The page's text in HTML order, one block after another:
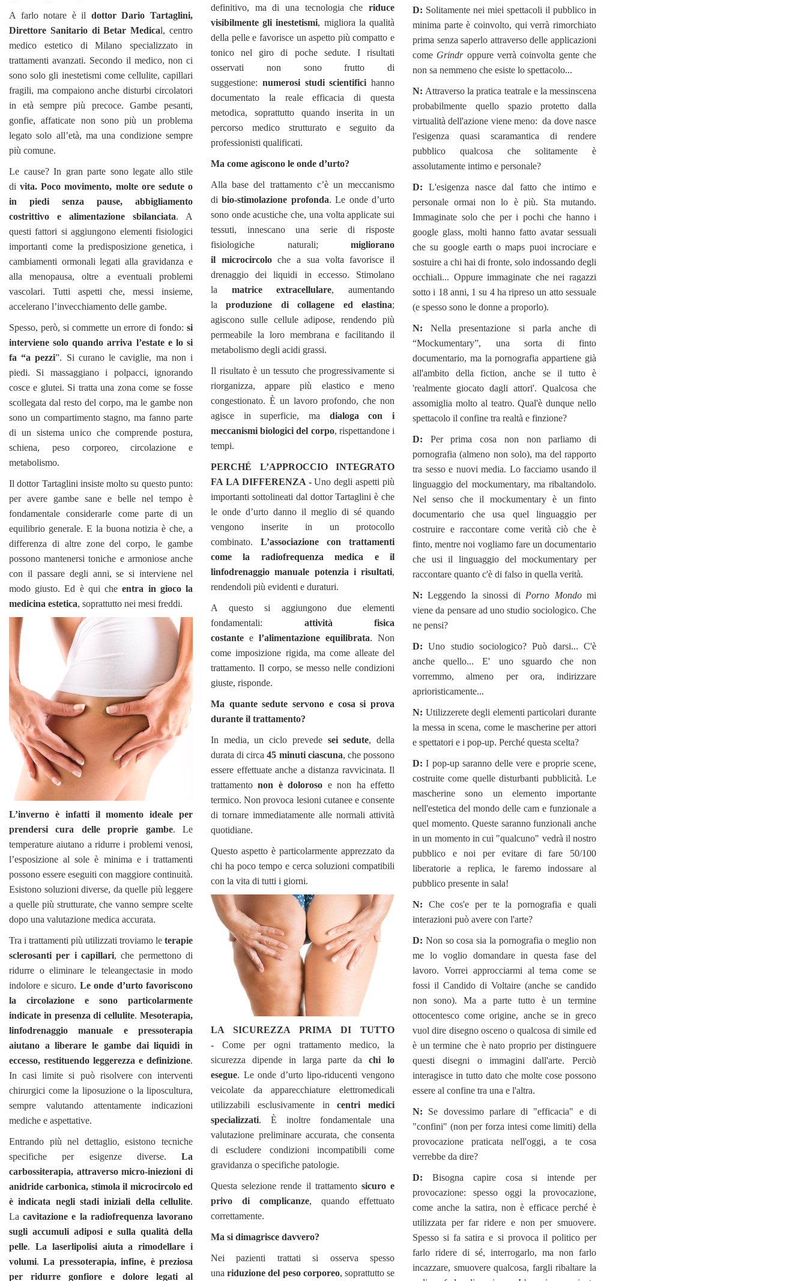
A farlo notare è il dottor Dario Tartaglini,
Direttore Sanitario di Betar Medical, centro
medico estetico di Milano specializzato in
trattamenti avanzati. Secondo il medico, non ci
sono solo gli inestetismi come cellulite, capillari
fragili, ma compaiono anche disturbi circolatori
in età sempre più precoce. Gambe pesanti,
gonfie, affaticate non sono più un problema
legato solo all’età, ma una condizione sempre
più comune.
Le cause? In gran parte sono legate allo stile
divita. Poco movimento, molte ore sedute o
in piedi senza pause, abbigliamento
costrittivo e alimentazione sbilanciata. A
questi fattori si aggiungono elementi fisiologici
importanti come la predisposizione genetica, i
cambiamenti ormonali legati alla gravidanza e
alla menopausa, oltre a eventuali problemi
vascolari. Tutti aspetti che, messi insieme,
accelerano l’invecchiamento delle gambe.
Spesso, però, si commette un errore di fondo: si
interviene solo quando arriva l’estate e lo si
fa “a pezzi”. Si curano le caviglie, ma non i
piedi. Si massaggiano i polpacci, ignorando
cosce e glutei. Si tratta una zona come se fosse
scollegata dal resto del corpo, ma le gambe non
sono un compartimento stagno, ma fanno parte
di un sistema unico che comprende postura,
schiena, peso corporeo, circolazione e
metabolismo.
Il dottor Tartaglini insiste molto su questo punto:
per avere gambe sane e belle nel tempo è
fondamentale considerarle come parte di un
equilibrio generale. E la buona notizia è che, a
differenza di altre zone del corpo, le gambe
possono mantenersi toniche e armoniose anche
con il passare degli anni, se si interviene nel
modo giusto. Ed è qui cheentra in gioco la
medicina estetica, soprattutto nei mesi freddi.
L’inverno è infatti il momento ideale per
prendersi cura delle proprie gambe. Le
temperature aiutano a ridurre i problemi venosi,
l’esposizione al sole è minima e i trattamenti
possono essere eseguiti con maggiore continuità.
Esistono soluzioni diverse, da quelle più leggere
a quelle più strutturate, che vanno sempre scelte
dopo una valutazione medica accurata.
Tra i trattamenti più utilizzati troviamo le terapie
sclerosanti per i capillari, che permettono di
ridurre o eliminare le teleangectasie in modo
indolore e sicuro. Le onde d’urto favoriscono
la circolazione e sono particolarmente
indicate in presenza di cellulite.Mesoterapia,
linfodrenaggio manuale e pressoterapia
aiutano a liberare le gambe dai liquidi in
eccesso, restituendo leggerezza e definizione.
In casi limite si può risolvere con interventi
chirurgici come la liposuzione o la liposcultura,
sempre valutando attentamente indicazioni
mediche e aspettative.
Entrando più nel dettaglio, esistono tecniche
specifiche per esigenze diverse. La
carbossiterapia, attraverso micro-iniezioni di
anidride carbonica, stimola il microcircolo ed
è indicata negli stadi iniziali della cellulite.
Lacavitazione e la radiofrequenza lavorano
sugli accumuli adiposi e sulla qualità della
pelle. La laserlipolisi aiuta a rimodellare i
volumi.La pressoterapia, infine, è preziosa
per ridurre gonfiore e dolore legati al
definitivo, ma di una tecnologia che riduce
visibilmente gli inestetismi, migliora la qualità
della pelle e favorisce un aspetto più compatto e
tonico nel giro di poche sedute. I risultati
osservati non sono frutto di
suggestione: numerosi studi scientifici hanno
documentato la reale efficacia di questa
metodica, soprattutto quando inserita in un
percorso medico strutturato e seguito da
professionisti qualificati.
Ma come agiscono le onde d’urto?
Alla base del trattamento c’è un meccanismo
dibio-stimolazione profonda. Le onde d’urto
sono onde acustiche che, una volta applicate sui
tessuti, innescano una serie di risposte
fisiologiche naturali; migliorano
il microcircoloche a sua volta favorisce il
drenaggio dei liquidi in eccesso. Stimolano
la matrice extracellulare, aumentando
laproduzione di collagene ed elastina;
agiscono sulle cellule adipose, rendendo più
permeabile la loro membrana e facilitando il
metabolismo degli acidi grassi.
Il risultato è un tessuto che progressivamente si
riorganizza, appare più elastico e meno
congestionato. È un lavoro profondo, che non
agisce in superficie, ma dialoga con i
meccanismi biologici del corpo, rispettandone i
tempi.
PERCHÉ L’APPROCCIO INTEGRATO
FA LA DIFFERENZA -Uno degli aspetti più
importanti sottolineati dal dottor Tartaglini è che
le onde d’urto danno il meglio di sé quando
vengono inserite in un protocollo
combinato. L’associazione con trattamenti
come la radiofrequenza medica e il
linfodrenaggio manuale potenzia i risultati,
rendendoli più evidenti e duraturi.
A questo si aggiungono due elementi
fondamentali: attività fisica
costante e l’alimentazione equilibrata. Non
come imposizione rigida, ma come alleate del
trattamento. Il corpo, se messo nelle condizioni
giuste, risponde.
Ma quante sedute servono e cosa si prova
durante il trattamento?
In media, un ciclo prevede sei sedute, della
durata di circa45 minuti ciascuna, che possono
essere effettuate anche a distanza ravvicinata. Il
trattamentonon è doloroso e non ha effetto
termico. Non provoca lesioni cutanee e consente
di tornare immediatamente alle normali attività
quotidiane.
Questo aspetto è particolarmente apprezzato da
chi ha poco tempo e cerca soluzioni compatibili
con la vita di tutti i giorni.
LA SICUREZZA PRIMA DI TUTTO
- Come per ogni trattamento medico, la
sicurezza dipende in larga parte da chi lo
esegue. Le onde d’urto lipo-riducenti vengono
veicolate da apparecchiature elettromedicali
utilizzabili esclusivamente incentri medici
specializzati. È inoltre fondamentale una
valutazione preliminare accurata, che consenta
di escludere condizioni incompatibili come
gravidanza o specifiche patologie.
Questa selezione rende il trattamento sicuro e
privo di complicanze, quando effettuato
correttamente.
Ma si dimagrisce davvero?
Nei pazienti trattati si osserva spesso
unariduzione del peso corporeo, soprattutto se
D: Solitamente nei miei spettacoli il pubblico in
minima parte è coinvolto, qui verrà rimorchiato
prima senza saperlo attraverso delle applicazioni
come Grindroppure verrà coinvolta gente che
non sa nemmeno che esiste lo spettacolo...
N: Attraverso la pratica teatrale e la messinscena
probabilmente quello spazio protetto dalla
virtualità dell'azione viene meno: da dove nasce
l'esigenza quasi scaramantica di rendere
pubblico qualcosa che solitamente è
assolutamente intimo e personale?
D:L'esigenza nasce dal fatto che intimo e
personale ormai non lo è più. Sta mutando.
Immaginate solo che per i pochi che hanno i
google glass, molti hanno fatto avatar sessuali
che su google earth o maps puoi incrociare e
sostuire a chi hai di fronte, solo indossando degli
occhiali... Oppure immaginate che nei ragazzi
sotto i 18 anni, 1 su 4 ha ripreso un atto sessuale
(e spesso sono le donne a proporlo).
N: Nella presentazione si parla anche di
“Mockumentary”, una sorta di finto
documentario, ma la pornografia appartiene già
all'ambito della fiction, anche se il tutto è
'realmente giocato dagli attori'. Qualcosa che
assomiglia molto al teatro. Qual'è dunque nello
spettacolo il confine tra realtà e finzione?
D: Per prima cosa non non parliamo di
pornografia (almeno non solo), ma del rapporto
tra sesso e nuovi media. Lo facciamo usando il
linguaggio del mockumentary, ma ribaltandolo.
Nel senso che il mockumentary è un finto
documentario che usa quel linguaggio per
costruire e raccontare come verità ciò che è
finto, mentre noi vogliamo fare un documentario
che usi il linguaggio del mockumentary per
raccontare quanto c'è di falso in quella verità.
N: Leggendo la sinossi di Porno Mondomi
viene da pensare ad uno studio sociologico. Che
ne pensi?
D: Uno studio sociologico? Può darsi... C'è
anche quello... E' uno sguardo che non
vorremmo, almeno per ora, indirizzare
aprioristicamente...
N: Utilizzerete degli elementi particolari durante
la messa in scena, come le mascherine per attori
e spettatori e i pop-up. Perché questa scelta?
D: I pop-up saranno delle vere e proprie scene,
costruite come quelle disturbanti pubblicità. Le
mascherine sono un elemento importante
nell'estetica del mondo delle cam e funzionale a
quel momento. Queste saranno funzionali anche
in un momento in cui "qualcuno" vedrà il nostro
pubblico e noi per evitare di fare 50/100
liberatorie a replica, le faremo indossare al
pubblico presente in sala!
N: Che cos'e per te la pornografia e quali
interazioni può avere con l'arte?
D: Non so cosa sia la pornografia o meglio non
me lo voglio domandare in questa fase del
lavoro. Vorrei approcciarmi al tema come se
fossi il Candido di Voltaire (anche se candido
non sono). Ma a parte tutto è un termine
ottocentesco come origine, anche se in greco
vuol dire disegno osceno o qualcosa di simile ed
è un termine che è nato proprio per distinguere
questi disegni o immagini dall'arte. Perciò
interagisce in tutto dato che molte cose possono
essere al confine tra una e l'altra.
N: Se dovessimo parlare di "efficacia" e di
"confini" (non per forza intesi come limiti) della
provocazione praticata nell'oggi, a te cosa
verrebbe da dire?
D: Bisogna capire cosa si intende per
provocazione: spesso oggi la provocazione,
come anche la satira, non è efficace perché è
utilizzata per far ridere e non per smuovere.
Spesso si fa satira e si provoca il politico per
farlo ridere di sé, interrogarlo, ma non farlo
incazzare, smuovere qualcosa, fargli ribaltare la